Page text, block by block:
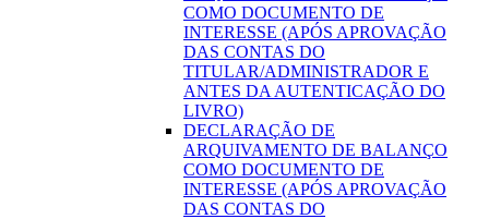
COMO DOCUMENTO DE
INTERESSE (APÓS APROVAÇÃO
DAS CONTAS DO
TITULAR/ADMINISTRADOR E
ANTES DA AUTENTICAÇÃO DO
LIVRO)
DECLARAÇÃO DE
ARQUIVAMENTO DE BALANÇO
COMO DOCUMENTO DE
INTERESSE (APÓS APROVAÇÃO
DAS CONTAS DO